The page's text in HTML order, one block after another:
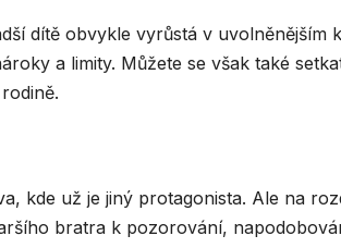
dítě obvykle vyrůstá v uvolněnějším
a limity. Můžete se však také
kde už je jiný protagonista. Ale na
bratra k pozorování,